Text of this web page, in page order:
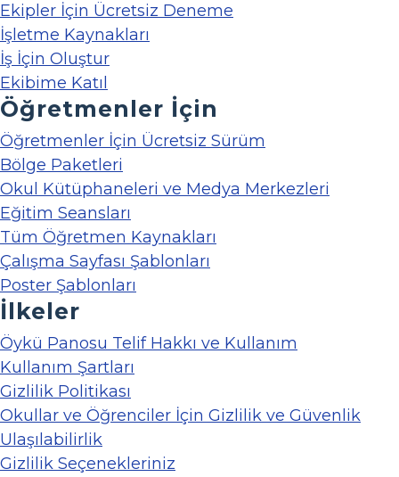
Ekipler İçin Ücretsiz Deneme
İşletme Kaynakları
İş İçin Oluştur
Ekibime Katıl
Öğretmenler İçin
Öğretmenler İçin Ücretsiz Sürüm
Bölge Paketleri
Okul Kütüphaneleri ve Medya Merkezleri
Eğitim Seansları
Tüm Öğretmen Kaynakları
Çalışma Sayfası Şablonları
Poster Şablonları
İlkeler
Öykü Panosu Telif Hakkı ve Kullanım
Kullanım Şartları
Gizlilik Politikası
Okullar ve Öğrenciler İçin Gizlilik ve Güvenlik
Ulaşılabilirlik
Gizlilik Seçenekleriniz